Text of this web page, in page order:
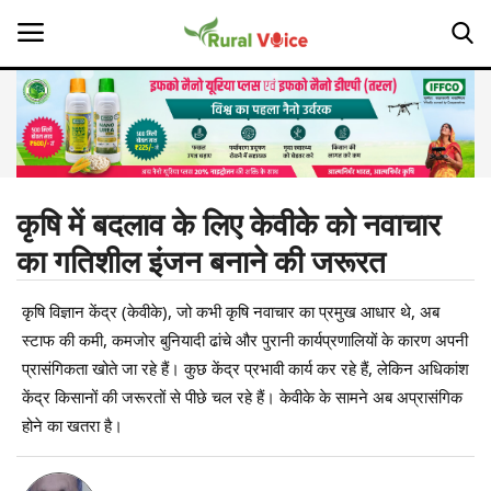
Home
Contact
About Us
Leadership Profiles
Opinion
Politics
Magazine
कृषि में बदलाव के लिए केवीके को नवाचार
का गतिशील इंजन बनाने की जरूरत
कृषि विज्ञान केंद्र (केवीके), जो कभी कृषि नवाचार का प्रमुख आधार थे, अब
स्टाफ की कमी, कमजोर बुनियादी ढांचे और पुरानी कार्यप्रणालियों के कारण अपनी
प्रासंगिकता खोते जा रहे हैं। कुछ केंद्र प्रभावी कार्य कर रहे हैं, लेकिन अधिकांश
केंद्र किसानों की जरूरतों से पीछे चल रहे हैं। केवीके के सामने अब अप्रासंगिक
होने का खतरा है।